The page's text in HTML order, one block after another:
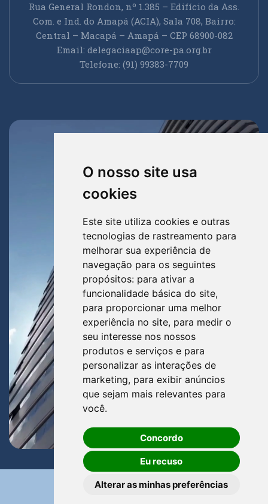
O nosso site usa
cookies
Este site utiliza cookies e outras
tecnologias de rastreamento para
melhorar sua experiência de
navegação para os seguintes
propósitos: para ativar a
funcionalidade básica do site,
para proporcionar uma melhor
experiência no site, para medir o
seu interesse nos nossos
produtos e serviços e para
personalizar as interações de
marketing, para exibir anúncios
que sejam mais relevantes para
você.
Concordo
Eu recuso
Alterar as minhas preferências
Rua General Rondon, nº 1.385 – Edifício da Ass.
Com. e Ind. do Amapá (ACIA), Sala 708, Bairro:
Central – Macapá – Amapá – CEP 68900-082
Email: delegaciaap@core-pa.org.br
Telefone: (91) 99383-7709